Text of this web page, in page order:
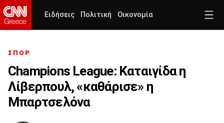
Ειδήσεις Πολιτική Οικονομία
ΣΠΟΡ
Champions League: Καταιγίδα η
Λίβερπουλ, «καθάρισε» η
Μπαρτσελόνα